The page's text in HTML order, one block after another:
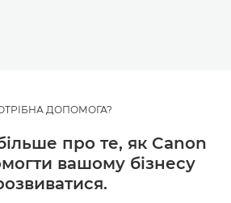
ДОПОМОГА?
про те, як Canon
вашому бізнесу